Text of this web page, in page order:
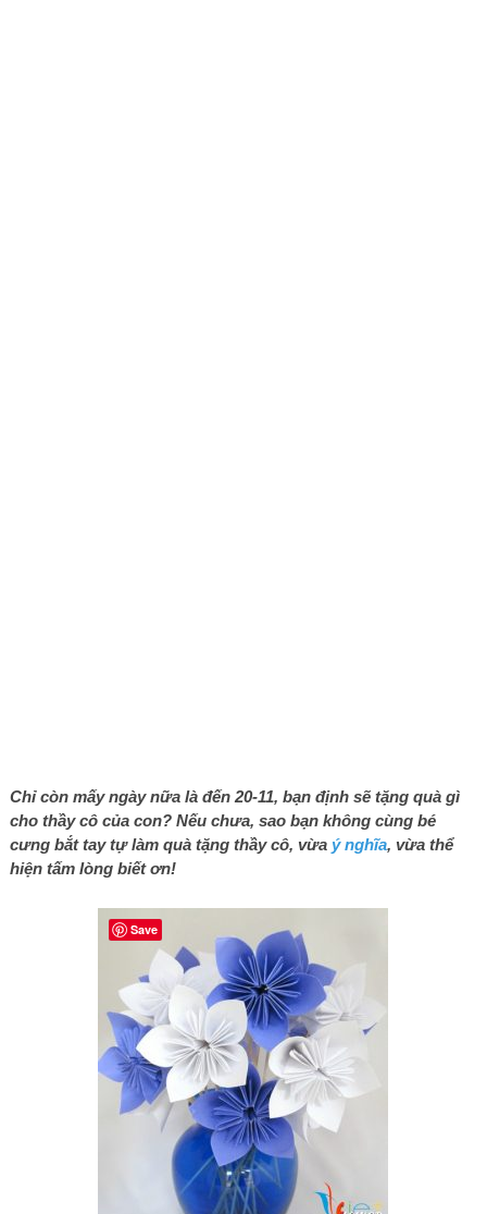
Chỉ còn mấy ngày nữa là đến 20-11, bạn định sẽ tặng quà gì
cho thầy cô của con? Nếu chưa, sao bạn không cùng bé
cưng bắt tay tự làm quà tặng thầy cô, vừa ý nghĩa, vừa thể
hiện tấm lòng biết ơn!
Save